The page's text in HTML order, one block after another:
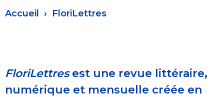
Fil
Accueil FloriLettres
FloriLettresest une revue littéraire,
numérique et mensuelle créée en